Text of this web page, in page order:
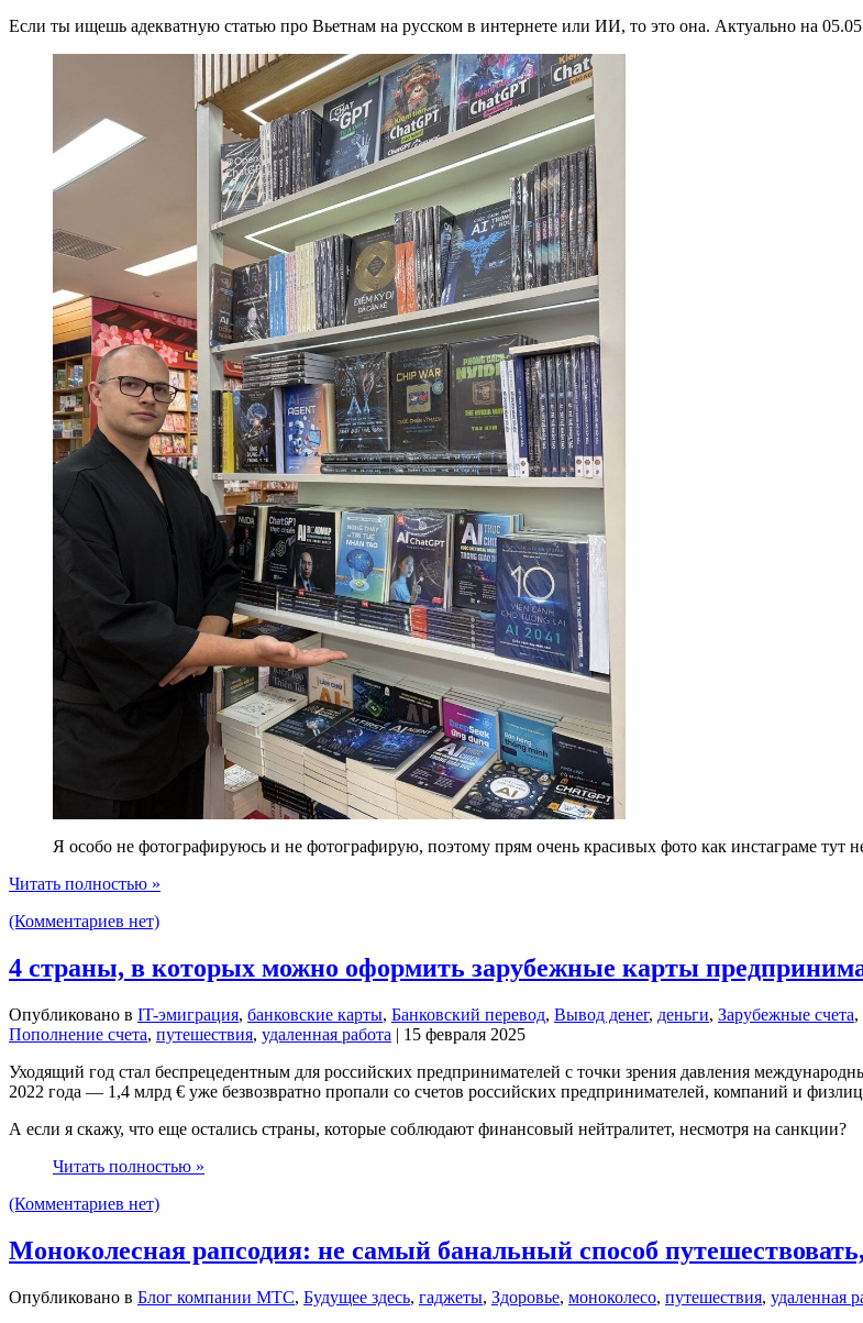
Если ты ищешь адекватную статью про Вьетнам на русском в интернете или ИИ, то это она. Актуально на
Я особо не фотографируюсь и не фотографирую, поэтому прям очень красивых фото как инстаграме тут
Читать полностью »
(Комментариев нет)
4 страны, в которых можно оформить зарубежные карты
Опубликовано в IT-эмиграция, банковские карты, Банковский перевод, Вывод денег, деньги, Зарубежные счета,
Пополнение счета, путешествия, удаленная работа | 15 февраля 2025
Уходящий год стал беспрецедентным для российских предпринимателей с точки зрения давления
2022 года ― 1,4 млрд € уже безвозвратно пропали со счетов российских предпринимателей, компаний и
А если я скажу, что еще остались страны, которые соблюдают финансовый нейтралитет, несмотря на санкции?
Читать полностью »
(Комментариев нет)
Моноколесная рапсодия: не самый банальный способ
Опубликовано в Блог компании МТС, Будущее здесь, гаджеты, Здоровье, моноколесо, путешествия, удаленная